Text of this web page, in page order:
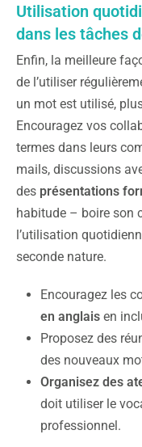
Utilisation
dans les tâches
Enfin, la meilleure
de l’utiliser
un mot est utilisé,
Encouragez vos
termes dans leurs
mails, discussions
des présentations
habitude – boire son
l’utilisation
seconde nature.
Encouragez les
en anglais en
Proposez des
des nouveaux
Organisez des
doit utiliser le
professionnel.